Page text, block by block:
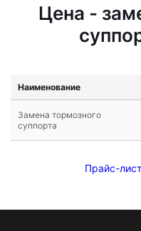
Цена -
Наименование
Замена тормозного
суппорта
Прайс-